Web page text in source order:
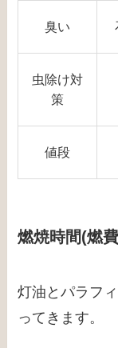
臭い
虫除け対
策
値段
燃焼時間(燃
灯油とパラフ
ってきます。